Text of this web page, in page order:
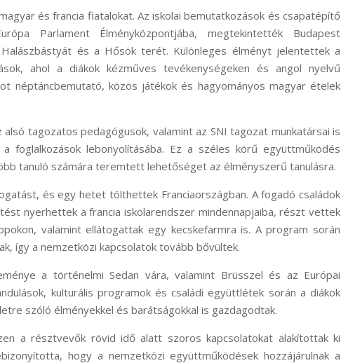
és francia fiatalokat. Az iskolai bemutatkozások és csapatépítő
Parlament Élményközpontjába, megtekintették Budapest
és a Hősök terét. Különleges élményt jelentettek a
ahol a diákok kézműves tevékenységeken és angol nyelvű
néptáncbemutató, közös játékok és hagyományos magyar ételek
tagozatos pedagógusok, valamint az SNI tagozat munkatársai is
foglalkozások lebonyolításába. Ez a széles körű együttműködés
tanuló számára teremtett lehetőséget az élményszerű tanulásra.
és egy hetet tölthettek Franciaországban. A fogadó családok
nyerhettek a francia iskolarendszer mindennapjaiba, részt vettek
valamint ellátogattak egy kecskefarmra is. A program során
így a nemzetközi kapcsolatok tovább bővültek.
a történelmi Sedan vára, valamint Brüsszel és az Európai
kulturális programok és családi együttlétek során a diákok
szóló élményekkel és barátságokkal is gazdagodtak.
a résztvevők rövid idő alatt szoros kapcsolatokat alakítottak ki
hogy a nemzetközi együttműködések hozzájárulnak a